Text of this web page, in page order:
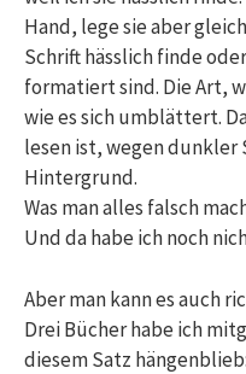
Hand, lege sie aber
Schrift hässlich finde
formatiert sind. Die Art,
wie es sich umblättert.
lesen ist, wegen
Hintergrund.
Was man alles falsch
Und da habe ich noch
Aber man kann es auch
Drei Bücher habe ich
diesem Satz